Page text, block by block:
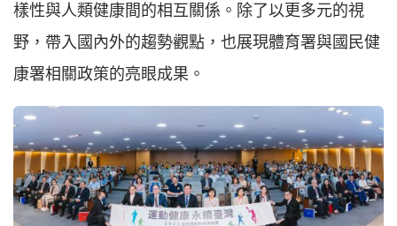
樣性與人類健康間的相互關係。除了以更多元的視
野，帶入國內外的趨勢觀點，也展現體育署與國民健
康署相關政策的亮眼成果。